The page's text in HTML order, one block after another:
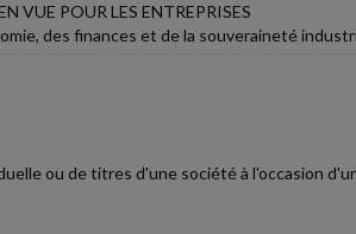
VUE POUR LES ENTREPRISES
des finances et de la souveraineté
ou de titres d'une société à l'occasion